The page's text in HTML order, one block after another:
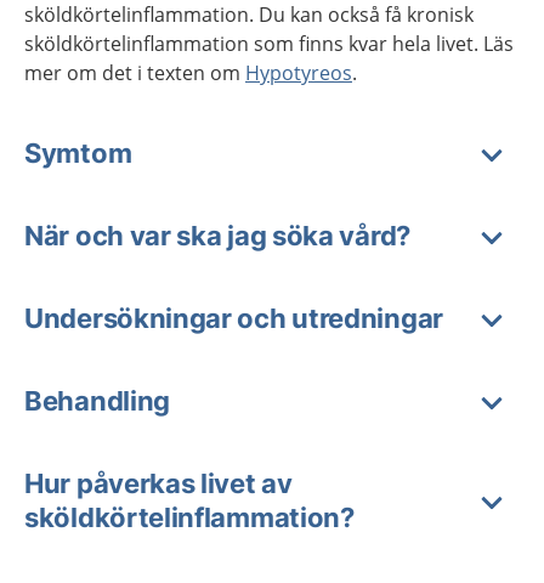
sköldkörtelinflammation. Du kan också få kronisk
sköldkörtelinflammation som finns kvar hela livet. Läs
mer om det i texten om Hypotyreos.
Symtom
När och var ska jag söka vård?
Undersökningar och utredningar
Behandling
Hur påverkas livet av
sköldkörtelinflammation?